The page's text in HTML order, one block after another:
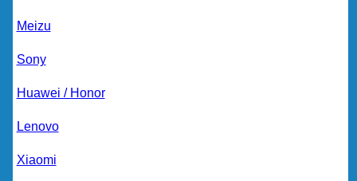
Meizu
Sony
Huawei / Honor
Lenovo
Xiaomi